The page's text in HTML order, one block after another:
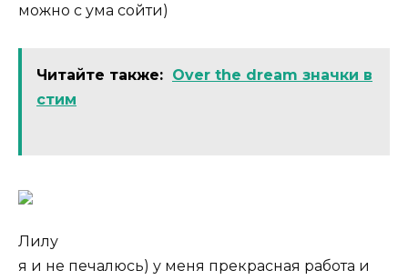
можно с ума сойти)
Читайте также: Over the dream значки в
стим
Лилу
я и не печалюсь) у меня прекрасная работа и